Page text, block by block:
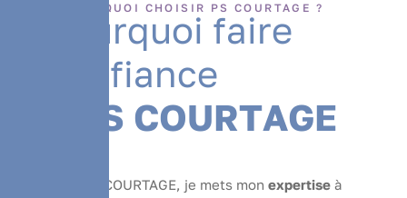
POURQUOI CHOISIR PS COURTAGE ?
urquoi faire
fiance
S COURTAGE
Chez PS COURTAGE, je mets mon expertise à